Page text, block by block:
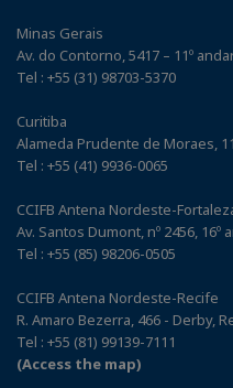
Minas Gerais
Av. do Contorno, 5417 – 11º
Tel : +55 (31) 98703-5370
Curitiba
Alameda Prudente de Moraes,
Tel : +55 (41) 9936-0065
CCIFB Antena Nordeste-
Av. Santos Dumont, nº 2456,
Tel : +55 (85) 98206-0505
CCIFB Antena Nordeste-Recife
R. Amaro Bezerra, 466 - Derby,
Tel : +55 (81) 99139-7111
(Access the map)